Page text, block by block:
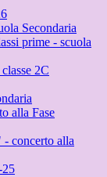
Secondaria
prime - scuola
2C
alla Fase
concerto alla